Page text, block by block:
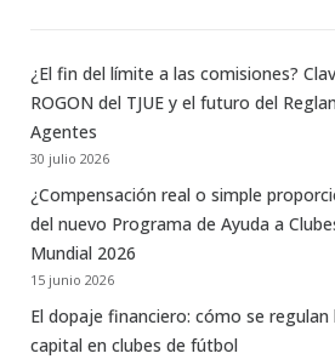
¿El fin del límite a las comisiones?
ROGON del TJUE y el futuro del
Agentes
30 julio 2026
¿Compensación real o simple
del nuevo Programa de Ayuda a
Mundial 2026
15 junio 2026
El dopaje financiero: cómo se regulan
capital en clubes de fútbol